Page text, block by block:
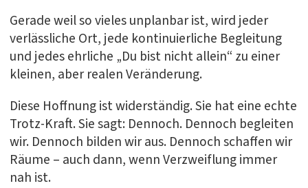
Gerade weil so vieles unplanbar ist, wird jeder
verlässliche Ort, jede kontinuierliche Begleitung
und jedes ehrliche „Du bist nicht allein“ zu einer
kleinen, aber realen Veränderung.
Diese Hoffnung ist widerständig. Sie hat eine echte
Trotz-Kraft. Sie sagt: Dennoch. Dennoch begleiten
wir. Dennoch bilden wir aus. Dennoch schaffen wir
Räume – auch dann, wenn Verzweiflung immer
nah ist.